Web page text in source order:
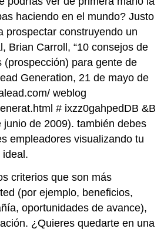
haciendo en el mundo? Justo
prospectar construyendo un
Brian Carroll, “10 consejos de
(prospección) para gente de
Generation, 21 de mayo de
weblog
# ixzz0gahpedDB &B
junio de 2009). también debes
empleadores visualizando tu
ideal.
criterios que son más
(por ejemplo, beneficios,
oportunidades de avance),
¿Quieres quedarte en una